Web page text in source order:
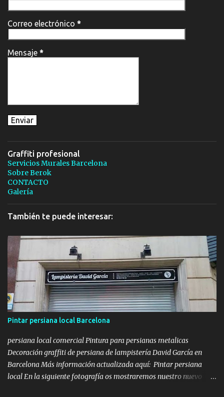
Correo electrónico *
Mensaje *
Graffiti profesional
Servicios Murales Barcelona
Sobre Berok
CONTACTO
Galería
También te puede interesar:
Pintar persiana local Barcelona
persiana local comercial Pintura para persianas metalicas
Decoración graffiti de persiana de lampistería David García en
Barcelona Más información actualizada aquí: Pintar persiana
local En la siguiente fotografía os mostraremos nuestro nuevo